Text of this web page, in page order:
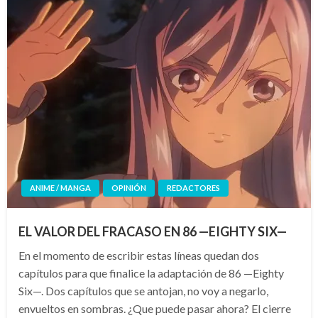
ANIME / MANGA OPINIÓN REDACTORES
EL VALOR DEL FRACASO EN 86 —EIGHTY SIX—
En el momento de escribir estas líneas quedan dos
capítulos para que finalice la adaptación de 86 —Eighty
Six—. Dos capítulos que se antojan, no voy a negarlo,
envueltos en sombras. ¿Que puede pasar ahora? El cierre